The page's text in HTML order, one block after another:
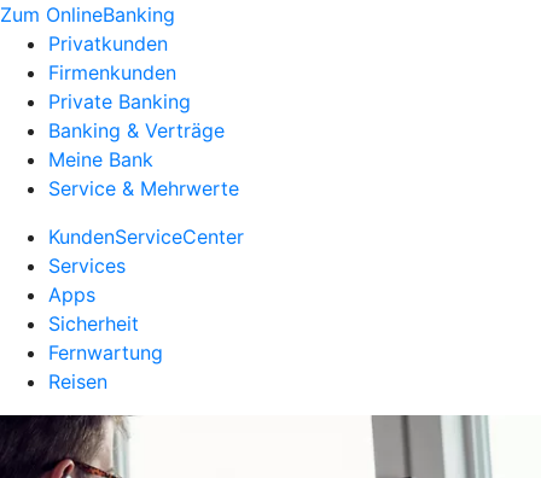
Zum OnlineBanking
Privatkunden
Firmenkunden
Private Banking
Banking & Verträge
Meine Bank
Service & Mehrwerte
KundenServiceCenter
Services
Apps
Sicherheit
Fernwartung
Reisen